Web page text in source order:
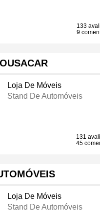
133
9
Loja De Móveis
Stand De Automóveis
131
45
Loja De Móveis
Stand De Automóveis